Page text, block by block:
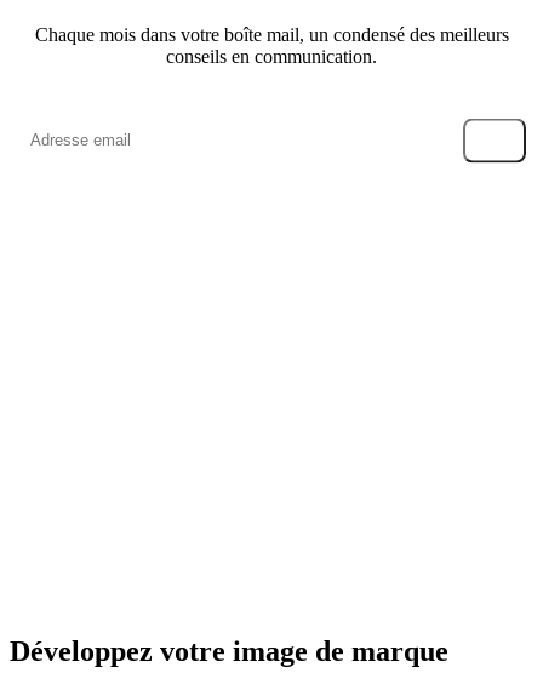
Chaque mois dans votre boîte mail, un condensé des meilleurs
conseils en communication.
Développez votre image de marque